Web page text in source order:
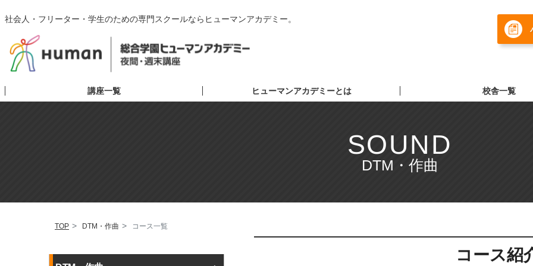
社会人・フリーター・学生のための専門スクールならヒューマンアカデミー。
講座一覧 ヒューマンアカデミーとは 校舎一覧
SOUND
DTM・作曲
TOP DTM・作曲 コース一覧
コース紹